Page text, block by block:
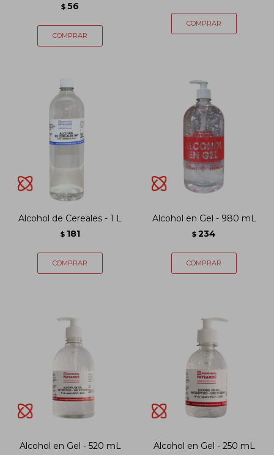
$ 56
Alcohol de Cereales - 1 L
$ 181
Alcohol en Gel - 980 mL
$ 234
Alcohol en Gel - 520 mL Alcohol en Gel - 250 mL